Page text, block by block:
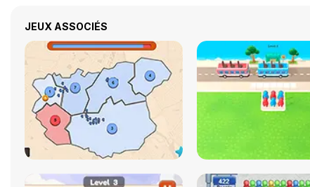
JEUX ASSOCIÉS